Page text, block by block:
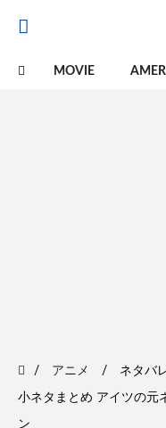
MOVIE
アニメ ネタバ
小ネタまとめ アイツの元
ン